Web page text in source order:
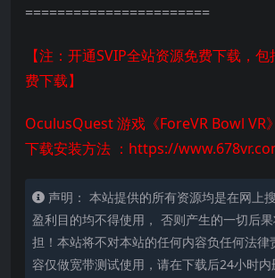
=======================
【注：开通SVIP全站资源免费下载，
费下载】
OculusQuest 游戏《ForeVR Bowl VR
下载安装方法 ： https://
声明： 本站提供的所有资源均是在网上
盈利目的均不得使用， 否则产生的一切后
担！本站将不对本站的任何内容负任何法律
容仅做宽带测试使用，请在下载后24小时